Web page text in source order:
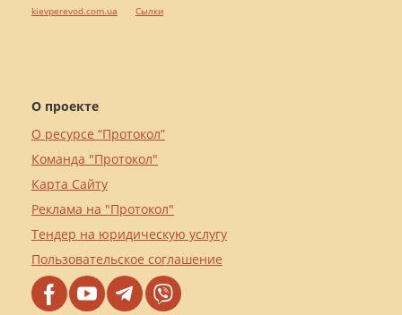
О проекте
О ресурсе “Протокол”
Команда "Протокол"
Карта Сайту
Реклама на "Протокол"
Тендер на юридическую услугу
Пользовательское соглашение
kievperevod.com.ua
Cылки